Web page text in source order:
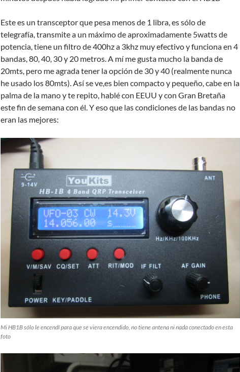
Este es un transceptor que pesa menos de 1 libra, es sólo de
telegrafía, transmite a un máximo de aproximadamente 5watts de
potencia, tiene un filtro de 400hz a 3khz muy efectivo y funciona en 4
bandas, 80, 40, 30 y 20 metros. A mí me gusta mucho la banda de
20mts, pero me agrada tener la opción de 30 y 40 (realmente nunca
he usado los 80mts). Así se ve,es bien compacto y pequeño, cabe en la
palma de la mano y te repito, hablé con EEUU y con Gran Bretaña
este fin de semana con él. Y eso que las condiciones de las bandas no
eran las mejores:
Mi HB1B sólo le encendí para que se viera encendido, no tiene antena ni nada conectado en esta
foto